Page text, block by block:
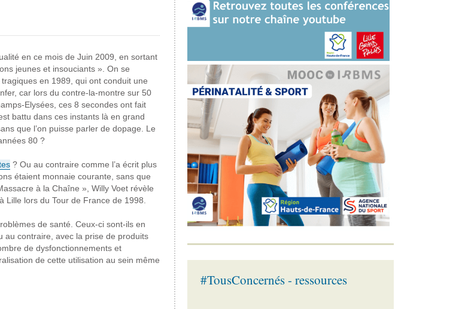
en ce mois de Juin 2009, en sortant
jeunes et insouciants ». On se
en 1989, qui ont conduit une
car lors du contre-la-montre sur 50
Elysées, ces 8 secondes ont fait
battu dans ces instants là en grand
que l’on puisse parler de dopage. Le
80 ?
? Ou au contraire comme l’a écrit plus
étaient monnaie courante, sans que
à la Chaîne », Willy Voet révèle
Lille lors du Tour de France de 1998.
de santé. Ceux-ci sont-ils en
au contraire, avec la prise de produits
de dysfonctionnements et
de cette utilisation au sein même
#TousConcernés - ressources